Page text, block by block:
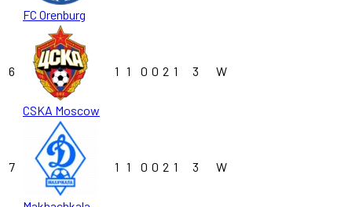
FC Orenburg
6
CSKA Moscow
1 1 0 0 2 1 3 W
7 1 1 0 0 2 1 3 W